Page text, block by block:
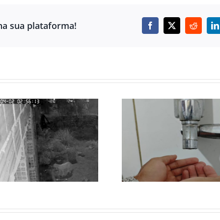
sua plataforma! Facebook
X Reddit
FALTA DE ÁGUA
PERSISTE EM
BAIRROS DE
ESMERALDAS APÓS
MANUTENÇÃO DA
COPASA
ONÇA
FORÇA-
SEGUE